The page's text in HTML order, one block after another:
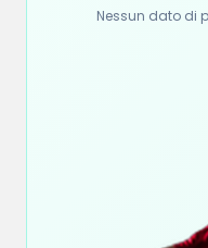
Nessun dato di